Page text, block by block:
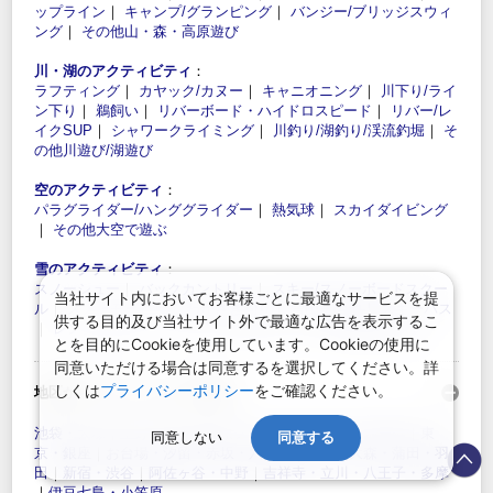
ップライン ｜ キャンプ/グランピング ｜ バンジー/ブリッジスウィ
ング ｜ その他山・森・高原遊び
川・湖のアクティビティ ：
ラフティング ｜ カヤック/カヌー ｜ キャニオニング ｜
川下り/ライ
ン下り ｜ 鵜飼い ｜ リバーボード・ハイドロスピード ｜
リバー/レ
イクSUP ｜ シャワークライミング ｜ 川釣り/湖釣り/渓流釣堀 ｜ そ
の他川遊び/湖遊び
空のアクティビティ ：
パラグライダー/ハンググライダー ｜ 熱気球 ｜ スカイダイビング
｜ その他大空で遊ぶ
雪のアクティビティ：
スノーシュー ｜バックカントリー
スキー/スノーボードスクー
ル
｜ スノーモービル ｜ わかさぎ釣り ｜雪山その他 ｜スキーバス
レンタルスキー・ボード｜ エアボード｜その他雪で遊び
地区からアクティビティを探す：
池袋・大塚 上野・浅草・お茶ノ水 両国・葛西・錦糸町
京・銀座
お台場・汐留・赤坂・六本木
品川・大森・蒲田・羽
田
吉祥寺・立川・八王子・多摩
当社サイト内においてお客様ごとに最適なサービスを提
供する目的及び当社サイト外で最適な広告を表示するこ
とを目的にCookieを使用しています。Cookieの使用に
同意いただける場合は同意するを選択してください。詳
しくはプライバシーポリシーをご確認ください。
同意しない 同意する